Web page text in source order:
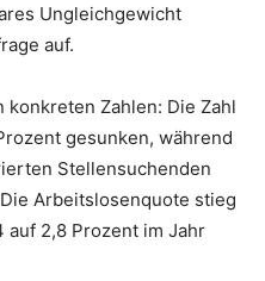
Ungleichgewicht
auf.
Zahlen: Die Zahl
gesunken, während
Stellensuchenden
Arbeitslosenquote stieg
auf 2,8 Prozent im Jahr